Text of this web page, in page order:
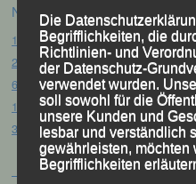
Neueste Beiträge
15. Pörndorfer Sommernachtslauf
20. Goldener Steig-Lauf – Stozec/
61. Bergsportfest – Ortenburg,
12. Loser Berglauf – Altaussee/
32. Sommerbiathlon – Passau,
Die
Begrifflichkeiten, die
Richtlinien- und
der Datenschutz-
verwendet wurden.
soll sowohl für die
unsere Kunden und
lesbar und verständlich
gewährleisten, möchten
Begrifflichkeiten